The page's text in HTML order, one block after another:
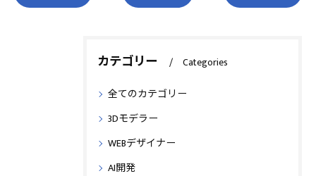
カテゴリー Categories
全てのカテゴリー
3Dモデラー
WEBデザイナー
AI開発